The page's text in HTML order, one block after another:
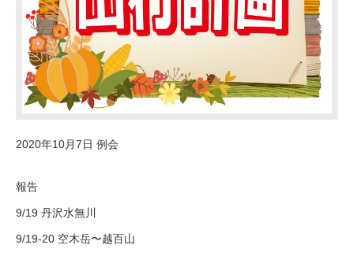
2020年10月7日 例会
報告
9/19 丹沢水無川
9/19-20 空木岳〜越百山